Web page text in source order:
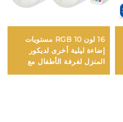
16 لون RGB 10 مستويات
إضاءة ليلية أخرى لديكور
المنزل لغرفة الأطفال مع
جهاز تحكم عن بعد ذكي